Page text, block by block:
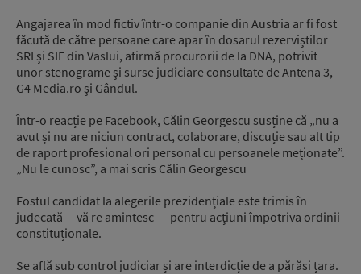
Angajarea în mod fictiv într-o companie din Austria ar fi fost
făcută de către persoane care apar în dosarul rezerviștilor
SRI și SIE din Vaslui, afirmă procurorii de la DNA, potrivit
unor stenograme și surse judiciare consultate de Antena 3,
G4 Media.ro și Gândul.
Într-o reacție pe Facebook, Călin Georgescu susține că „nu a
avut și nu are niciun contract, colaborare, discuție sau alt tip
de raport profesional ori personal cu persoanele meționate”.
„Nu le cunosc”, a mai scris Călin Georgescu
Fostul candidat la alegerile prezidențiale este trimis în
judecată – vă re amintesc – pentru acțiuni împotriva ordinii
constituționale.
Se află sub control judiciar și are interdicție de a părăsi țara.